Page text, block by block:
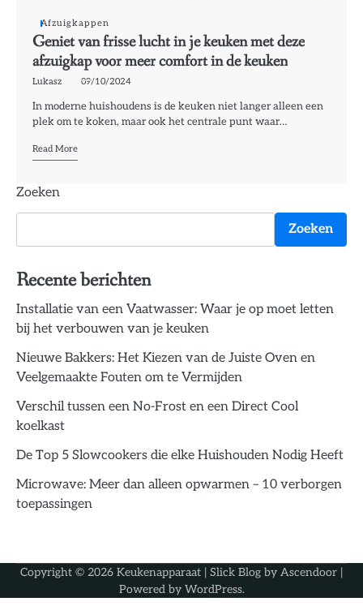
Afzuigkappen
Geniet van frisse lucht in je keuken met deze
afzuigkap voor meer comfort in de keuken
Lukasz 09/10/2024
In moderne huishoudens is de keuken niet langer alleen een
plek om te koken, maar ook het centrale punt waar…
Read More
Zoeken
Zoeken
Recente berichten
Installatie van een Vaatwasser: Waar je op moet letten
bij het verbouwen van je keuken
Nieuwe Bakkers: Het Kiezen van de Juiste Oven en
Veelgemaakte Fouten om te Vermijden
Verschil tussen een No-Frost en een Direct Cool
koelkast
De Top 5 Slowcookers die elke Huishouden Nodig Heeft
Microwave: Meer dan alleen opwarmen – 10 verborgen
toepassingen
Copyright © 2026 Keukenapparaat | Slick Blog by Ascendoor |
Powered by WordPress.